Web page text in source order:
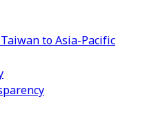
to Asia-Pacific